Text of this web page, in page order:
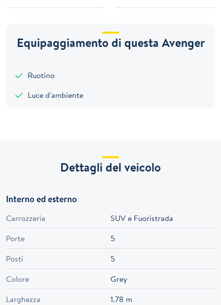
Equipaggiamento di questa Avenger
Ruotino
Luce d'ambiente
Dettagli del veicolo
Interno ed esterno
Carrozzeria
SUV e Fuoristrada
Porte
5
Posti
5
Colore
Grey
Larghezza
1.78 m